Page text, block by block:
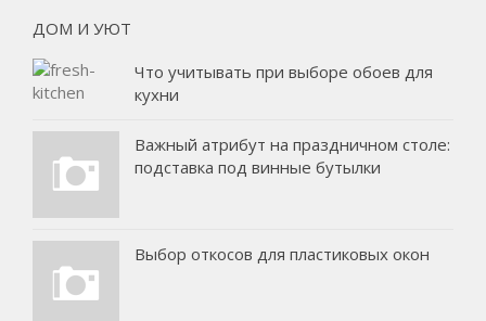
ДОМ И УЮТ
Что учитывать при выборе обоев для
кухни
Важный атрибут на праздничном столе:
подставка под винные бутылки
Выбор откосов для пластиковых окон